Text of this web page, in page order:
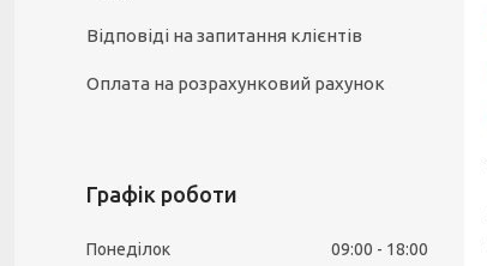
Відповіді на запитання клієнтів
Оплата на розрахунковий рахунок
Графік роботи
Понеділок 09:00
18:00